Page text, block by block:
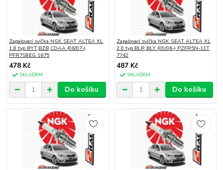
Zapalovací svíčka NGK SEAT ALTEA XL
1.8 typ BYT,BZB,CDAA (06/07-)
PFR7S8EG 1675
478 Kč
SKLADEM
Do košíku
Zapalovací svíčka NGK SEAT ALTEA XL
2.0 typ BLR,BLY (09/06-) PZFR5N-11T
7742
487 Kč
SKLADEM
Do košíku